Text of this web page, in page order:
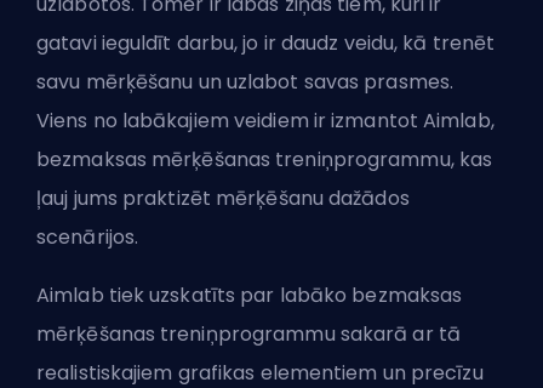
gatavi ieguldīt darbu, jo ir daudz veidu, kā trenēt
savu mērķēšanu un uzlabot savas prasmes.
Viens no labākajiem veidiem ir izmantot Aimlab,
bezmaksas mērķēšanas treniņprogrammu, kas
ļauj jums praktizēt mērķēšanu dažādos
scenārijos.
Aimlab tiek uzskatīts par labāko bezmaksas
mērķēšanas treniņprogrammu sakarā ar tā
realistiskajiem grafikas elementiem un precīzu